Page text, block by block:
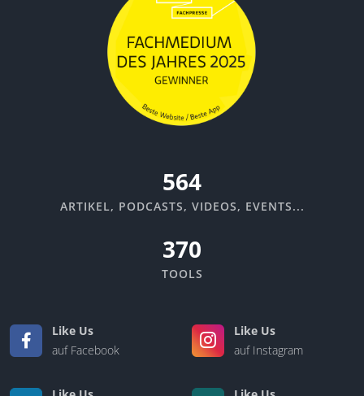
670
ARTIKEL, PODCASTS, VIDEOS, EVENTS...
370
TOOLS
Like Us
auf Facebook
Like Us
auf Instagram